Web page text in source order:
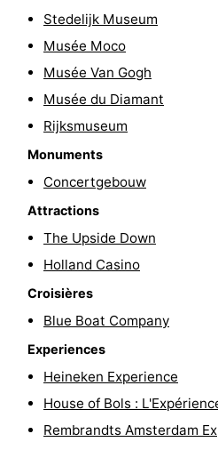
ville
Hollande
Nord
Hollande
Sud
Pratiques
Forum
Transports
commun
Route
Gare
Eindhoven
Stationnement
Astuces
Stedelijk Museum
Musée Moco
Musée Van Gogh
Musée du Diamant
Rijksmuseum
Monuments
Concertgebouw
Attractions
The Upside Down
Holland Casino
Croisières
Blue Boat Company
Experiences
Heineken Experience
House of Bols :
Rembrandts Amsterdam